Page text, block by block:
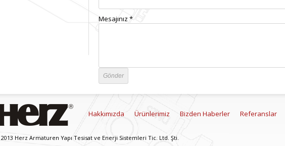
Mesajınız *
Herz Armaturen Yapı Tesisat ve Enerji Sistemleri Tic. Ltd. Şti.
Hakkımızda Ürünlerimiz Bizden Haberler Referanslar